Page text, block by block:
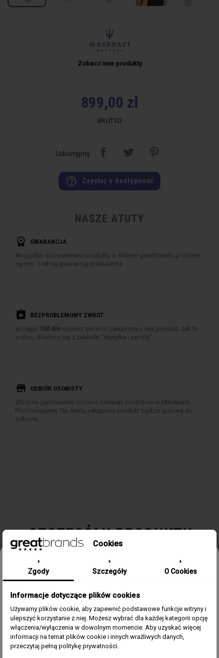
Zobacz inne produkty
899,00 zł
BRUTTO
Udostępnij
help_outline Zapytaj o dostępność
NASZE ATUTY
workspace_premium GWARANCJA
Wszystkie sprzedawane produkty w sklepie greatbrands.pl objęte
są min. 2-letnią gwarancją producenta.
assignment_return BEZPROBLEMOWY ZWROT
W ciągu 100 dni możesz zwrócić zakupiony u nas produkt. Jak to
zrobić, dowiesz się z zakładki "Wysyłka i zwroty".
store ODBIÓR OSOBISTY
Złożone zamówienie możesz odebrać osobiście w Mikołowie.
Poinformujemy Cię, kiedy zakupiony produkt będzie gotowy do
odbioru.
SZCZEGÓŁY PRODUKTU
Kolekcja / Linia ATTRAZIONE
Płeć Damski
Materiał Koperty Stal szlachetna
Pasek/Bransoleta Bransoleta stalowa
Cookies
Zgody Szczegóły O Cookies
Informacje dotyczące plików cookies
Używamy plików cookie, aby zapewnić podstawowe funkcje witryny i
ulepszyć korzystanie z niej. Możesz wybrać dla każdej kategorii opcję
włączenia/wyłączenia w dowolnym momencie. Aby uzyskać więcej
informacji na temat plików cookie i innych wrażliwych danych,
przeczytaj pełną politykę prywatności.
Odbierz 15% rabatu na pierwsze
zamówienie w greatbrands!
Zapisz się do bezpłatnego Newslettera i dowiaduj się pierwszy o
Email
ZgodaAkceptuję regulamin i wyrażam zgodę na przetwarzanie
powyższych danych osobowych w celu otrzymywania